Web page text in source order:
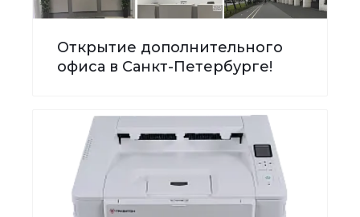
Открытие дополнительного
офиса в Санкт-Петербурге!